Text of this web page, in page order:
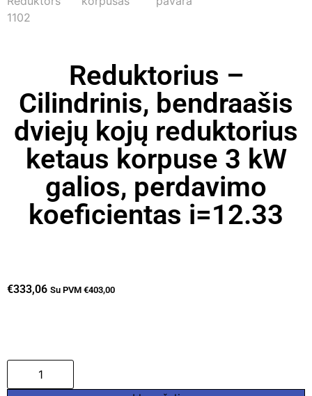
Reduktorius –
Cilindrinis, bendraašis
dviejų kojų reduktorius
ketaus korpuse 3 kW
galios, perdavimo
koeficientas i=12.33
€333,06 Su PVM €403,00